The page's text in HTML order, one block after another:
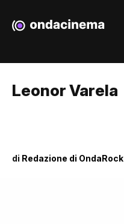
Leonor Varela
di Redazione di OndaRock